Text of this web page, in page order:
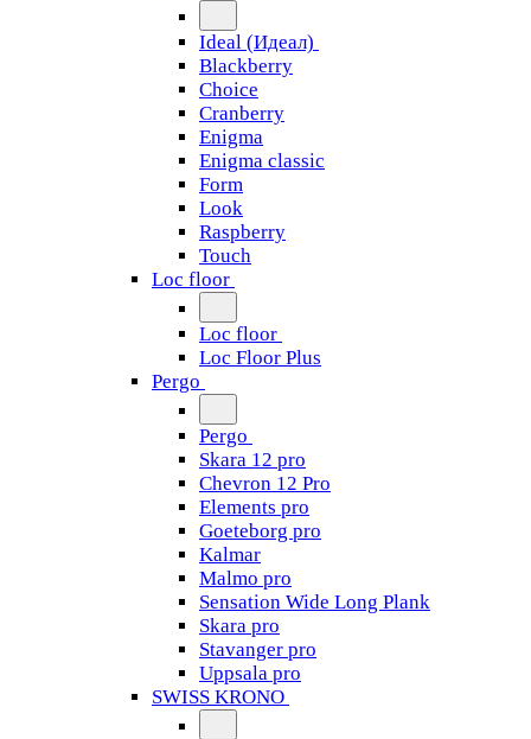
Ideal (Идеал)
Blackberry
Choice
Cranberry
Enigma
Enigma classic
Form
Look
Raspberry
Touch
Loc floor
Loc floor
Loc Floor Plus
Pergo
Pergo
Skara 12 pro
Chevron 12 Pro
Elements pro
Goeteborg pro
Kalmar
Malmo pro
Sensation Wide Long Plank
Skara pro
Stavanger pro
Uppsala pro
SWISS KRONO